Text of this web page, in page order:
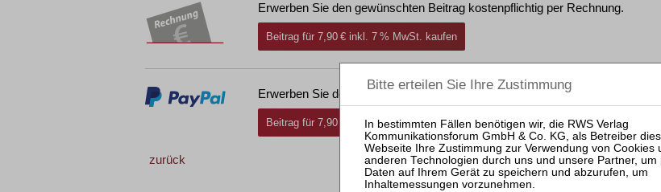
Erwerben Sie den gewünschten Beitrag kostenpflichtig per Rechnung.
Beitrag für 7,90 € inkl. 7 % MwSt. kaufen
Erwerben Sie den gewünschten Beitrag kostenpflichtig mitPayPal
Beitrag für 7,90 € inkl. 7 % MwSt. kaufen
zurück